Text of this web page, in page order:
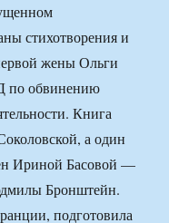
стихотворения и
жены Ольги
по обвинению
Книга
а один
Ириной Басовой —
Бронштейн.
подготовила